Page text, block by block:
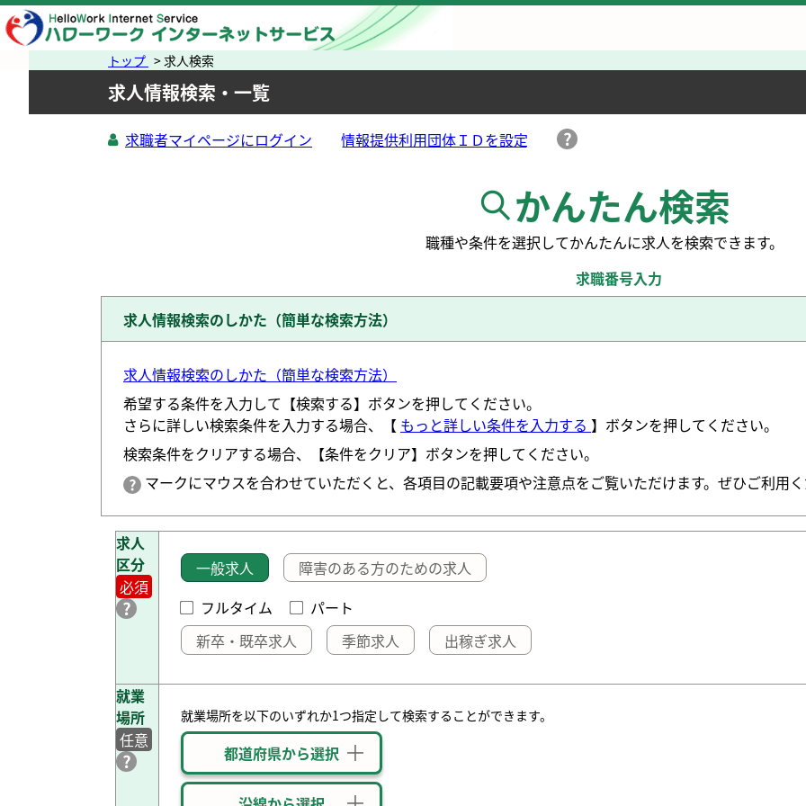
トップ > 求人検索
求人情報検索・一覧
求職者マイページにログイン
かんたん検索
職種や条件を選択してかんたんに求人を検索できます。
求職番号入力
求人情報検索のしかた（簡単な検索方法）
求人情報検索のしかた（簡単な検索方法）
希望する条件を入力して【検索する】ボタンを押してください。
さらに詳しい検索条件を入力する場合、【 もっと詳しい条件を入力する 】ボタンを押してください。
検索条件をクリアする場合、【条件をクリア】ボタンを押してください。
マークにマウスを合わせていただくと、各項目の記載要項や注意点をご覧いただけます。ぜひご利用
求人
区分
必須
一般求人
障害のある方のための求人
フルタイム
パート
新卒・既卒求人
季節求人 出稼ぎ求人
就業
場所
任意
就業場所を以下のいずれか1つ指定して検索することができます。
都道府県から選択